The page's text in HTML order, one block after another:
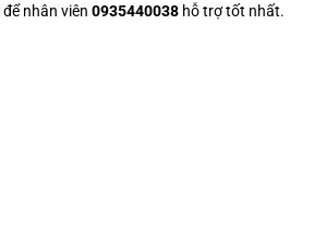
để nhân viên 0935440038 hỗ trợ tốt nhất.